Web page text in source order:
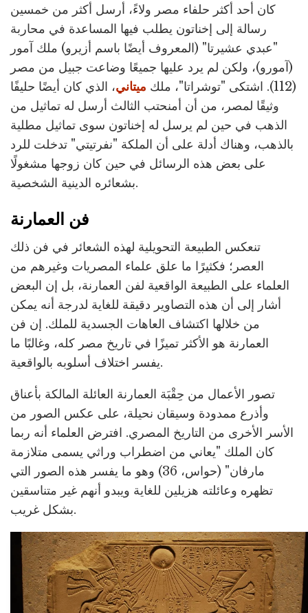
كان أحد أكثر حلفاء مصر ولاءً، أرسل أكثر من خمسين
رسالة إلى إخناتون يطلب فيها المساعدة في محاربة
"عبدي عشيرتا" (المعروف أيضًا باسم أزيرو) ملك آمور
(آمورو)، ولكن لم يرد عليها جميعًا وضاعت جبيل من مصر
(112). اشتكى "توشراتا"، ملك
ميتاني، الذي كان أيضًا حليفًا
وثيقًا لمصر، من أن أمنحتب الثالث أرسل له تماثيل من
الذهب في حين لم يرسل له إخناتون سوى تماثيل مطلية
بالذهب، وهناك أدلة على أن الملكة "نفرتيتي" تدخلت للرد
على بعض هذه الرسائل في حين كان زوجها مشغولًا
بشعائره الدينية الشخصية.
فن العمارنة
تنعكس الطبيعة التحويلية لهذه الشعائر في فن ذلك
العصر؛ فكثيرًا ما علق علماء المصريات وغيرهم من
العلماء على الطبيعة الواقعية لفن العمارنة، بل إن البعض
أشار إلى أن هذه التصاوير دقيقة للغاية لدرجة أنه يمكن
من خلالها اكتشاف العاهات الجسدية للملك. إن فن
العمارنة هو الأكثر تميزًا في تاريخ مصر كله، وغالبًا ما
يفسر اختلاف أسلوبه بالواقعية.
تصور الأعمال من حِقْبَة العمارنة العائلة المالكة بأعناق
وأذرع ممدودة وسيقان نحيلة، على عكس الصور من
الأسر الأخرى من التاريخ المصري. افترض العلماء أنه ربما
كان الملك "يعاني من اضطراب وراثي يسمى متلازمة
مارفان" (حواس، 36) وهو ما يفسر هذه الصور التي
تظهره وعائلته هزيلين للغاية ويبدو أنهم غير متناسقين
بشكل غريب.